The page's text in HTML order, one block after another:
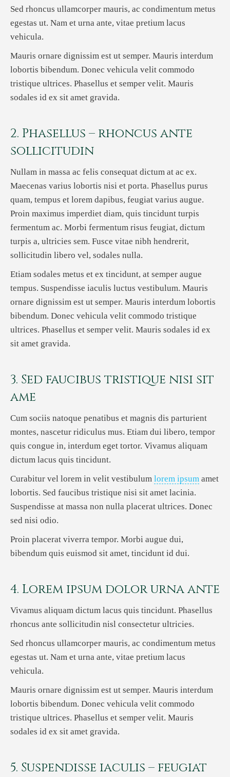
Sed rhoncus ullamcorper mauris, ac condimentum metus
egestas ut. Nam et urna ante, vitae pretium lacus
vehicula.
Mauris ornare dignissim est ut semper. Mauris interdum
lobortis bibendum. Donec vehicula velit commodo
tristique ultrices. Phasellus et semper velit. Mauris
sodales id ex sit amet gravida.
2. Phasellus – rhoncus ante
sollicitudin
Nullam in massa ac felis consequat dictum at ac ex.
Maecenas varius lobortis nisi et porta. Phasellus purus
quam, tempus et lorem dapibus, feugiat varius augue.
Proin maximus imperdiet diam, quis tincidunt turpis
fermentum ac. Morbi fermentum risus feugiat, dictum
turpis a, ultricies sem. Fusce vitae nibh hendrerit,
sollicitudin libero vel, sodales nulla.
Etiam sodales metus et ex tincidunt, at semper augue
tempus. Suspendisse iaculis luctus vestibulum. Mauris
ornare dignissim est ut semper. Mauris interdum lobortis
bibendum. Donec vehicula velit commodo tristique
ultrices. Phasellus et semper velit. Mauris sodales id ex
sit amet gravida.
3. Sed faucibus tristique nisi sit
ame
Cum sociis natoque penatibus et magnis dis parturient
montes, nascetur ridiculus mus. Etiam dui libero, tempor
quis congue in, interdum eget tortor. Vivamus aliquam
dictum lacus quis tincidunt.
Curabitur vel lorem in velit vestibulum lorem ipsum amet
lobortis. Sed faucibus tristique nisi sit amet lacinia.
Suspendisse at massa non nulla placerat ultrices. Donec
sed nisi odio.
Proin placerat viverra tempor. Morbi augue dui,
bibendum quis euismod sit amet, tincidunt id dui.
4. Lorem ipsum dolor urna ante
Vivamus aliquam dictum lacus quis tincidunt. Phasellus
rhoncus ante sollicitudin nisl consectetur ultricies.
Sed rhoncus ullamcorper mauris, ac condimentum metus
egestas ut. Nam et urna ante, vitae pretium lacus
vehicula.
Mauris ornare dignissim est ut semper. Mauris interdum
lobortis bibendum. Donec vehicula velit commodo
tristique ultrices. Phasellus et semper velit. Mauris
sodales id ex sit amet gravida.
5. Suspendisse iaculis – feugiat